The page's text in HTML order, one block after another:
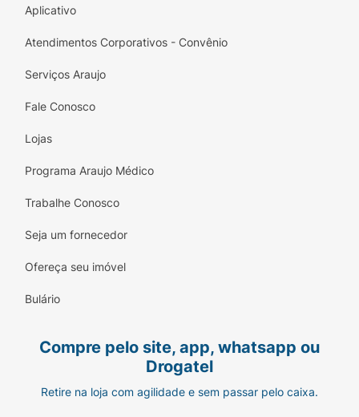
Aplicativo
Atendimentos Corporativos - Convênio
Serviços Araujo
Fale Conosco
Lojas
Programa Araujo Médico
Trabalhe Conosco
Seja um fornecedor
Ofereça seu imóvel
Bulário
Compre pelo site, app, whatsapp ou
Drogatel
Retire na loja com agilidade e sem passar pelo caixa.